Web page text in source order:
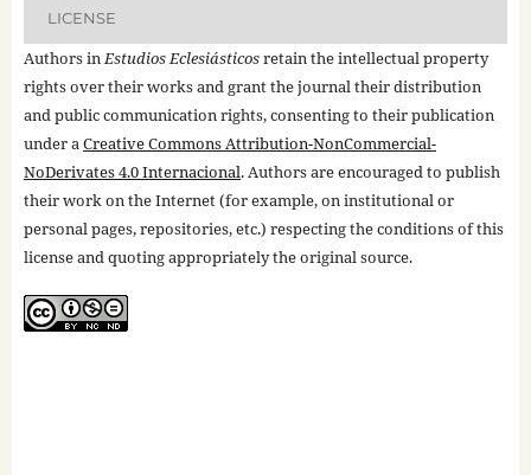
LICENSE
Authors inEstudios Eclesiásticosretain the intellectual property
rights over their works and grant the journal their distribution
and public communication rights, consenting to their publication
under aCreative Commons Attribution-NonCommercial-
NoDerivates 4.0 Internacional. Authors are encouraged to publish
their work on the Internet (for example, on institutional or
personal pages, repositories, etc.) respecting the conditions of this
license and quoting appropriately the original source.